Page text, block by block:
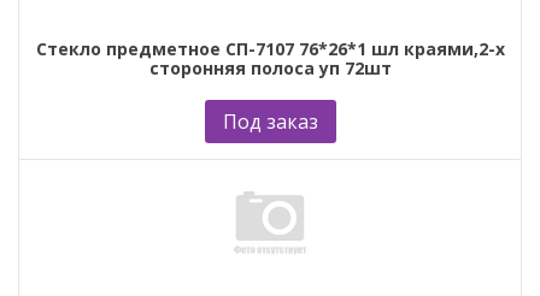
Стекло предметное СП-7107 76*26*1 шл краями,2-х
сторонняя полоса уп 72шт
Под заказ